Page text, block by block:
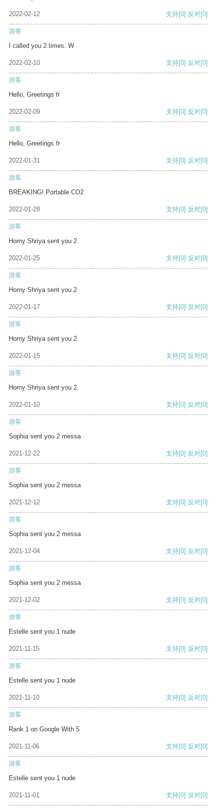
2022-02-12 支持[0] 反对[0]
游客
I called you 2 times. W
2022-02-10 支持[0] 反对[0]
游客
Hello, Greetings fr
2022-02-09 支持[0] 反对[0]
游客
Hello, Greetings fr
2022-01-31 支持[0] 反对[0]
游客
BREAKING! Portable CO2
2022-01-28 支持[0] 反对[0]
游客
Horny Shriya sent you 2
2022-01-25 支持[0] 反对[0]
游客
Horny Shriya sent you 2
2022-01-17 支持[0] 反对[0]
游客
Horny Shriya sent you 2
2022-01-15 支持[0] 反对[0]
游客
Horny Shriya sent you 2
2022-01-10 支持[0] 反对[0]
游客
Sophia sent you 2 messa
2021-12-22 支持[0] 反对[0]
游客
Sophia sent you 2 messa
2021-12-12 支持[0] 反对[0]
游客
Sophia sent you 2 messa
2021-12-04 支持[0] 反对[0]
游客
Sophia sent you 2 messa
2021-12-02 支持[0] 反对[0]
游客
Estelle sent you 1 nude
2021-11-15 支持[0] 反对[0]
游客
Estelle sent you 1 nude
2021-11-10 支持[0] 反对[0]
游客
Rank 1 on Google With 5
2021-11-06 支持[0] 反对[0]
游客
Estelle sent you 1 nude
2021-11-01 支持[0] 反对[0]